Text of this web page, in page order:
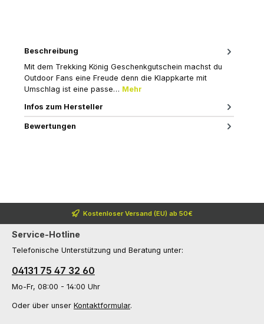
Beschreibung
Mit dem Trekking König Geschenkgutschein machst du
Outdoor Fans eine Freude denn die Klappkarte mit
Umschlag ist eine passe… Mehr
Infos zum Hersteller
Bewertungen
Kostenloser Versand (EU) ab 50€
Service-Hotline
Telefonische Unterstützung und Beratung unter:
04131 75 47 32 60
Mo-Fr, 08:00 - 14:00 Uhr
Oder über unser Kontaktformular.